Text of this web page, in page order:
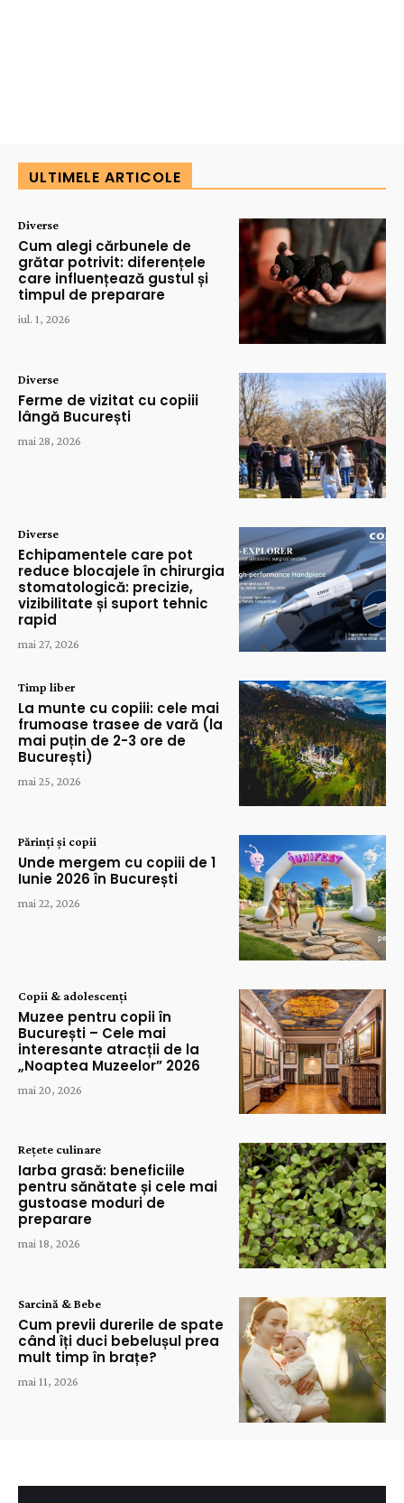
ULTIMELE ARTICOLE
Diverse
Cum alegi cărbunele de
grătar potrivit: diferențele
care influențează gustul și
timpul de preparare
iul. 1, 2026
Diverse
Ferme de vizitat cu copiii
lângă București
mai 28, 2026
Diverse
Echipamentele care pot
reduce blocajele în chirurgia
stomatologică: precizie,
vizibilitate și suport tehnic
rapid
mai 27, 2026
Timp liber
La munte cu copiii: cele mai
frumoase trasee de vară (la
mai puțin de 2-3 ore de
București)
mai 25, 2026
Părinți și copii
Unde mergem cu copiii de 1
Iunie 2026 în București
mai 22, 2026
Copii & adolescenți
Muzee pentru copii în
București – Cele mai
interesante atracții de la
„Noaptea Muzeelor” 2026
mai 20, 2026
Rețete culinare
Iarba grasă: beneficiile
pentru sănătate și cele mai
gustoase moduri de
preparare
mai 18, 2026
Sarcină & Bebe
Cum previi durerile de spate
când îți duci bebelușul prea
mult timp în brațe?
mai 11, 2026